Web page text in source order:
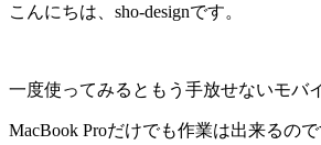
こんにちは、sho-designです。
一度使ってみるともう手放せないモバ
MacBook Proだけでも作業は出来るので